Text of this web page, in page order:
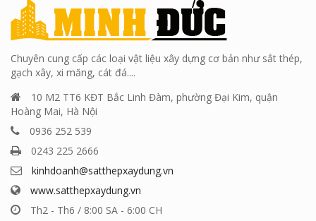
Chuyên cung cấp các loại vật liệu xây dựng cơ bản như sắt thép,
gạch xây, xi măng, cát đá....
10 M2 TT6 KĐT Bắc Linh Đàm, phường Đại Kim, quận
Hoàng Mai, Hà Nội
0936 252 539
0243 225 2666
kinhdoanh@satthepxaydung.vn
www.satthepxaydung.vn
Th2 - Th6 / 8:00 SA - 6:00 CH